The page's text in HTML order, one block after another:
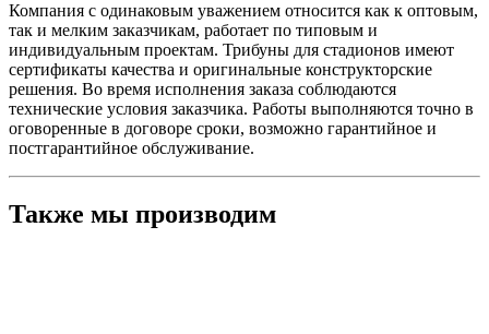
Компания с одинаковым уважением относится как к оптовым,
так и мелким заказчикам, работает по типовым и
индивидуальным проектам. Трибуны для стадионов имеют
сертификаты качества и оригинальные конструкторские
решения. Во время исполнения заказа соблюдаются
технические условия заказчика. Работы выполняются точно в
оговоренные в договоре сроки, возможно гарантийное и
постгарантийное обслуживание.
Также мы производим